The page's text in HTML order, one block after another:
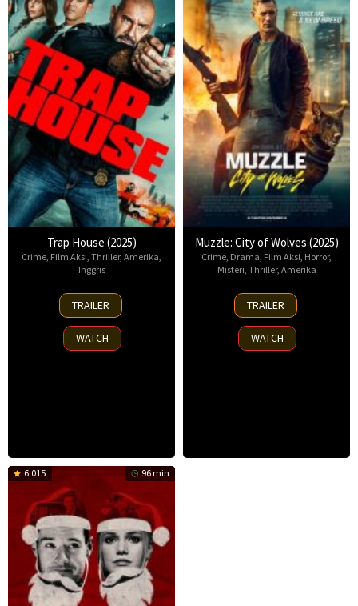
Trap House (2025)
Crime Film Aksi Thriller, Amerika
Inggris
14
Nov
2025
TRAILER
WATCH
Muzzle: City of Wolves (2025)
Crime Drama Film Aksi Horror,
Misteri Thriller, Amerika
13
Nov
2025
TRAILER
WATCH
6.015 96 min